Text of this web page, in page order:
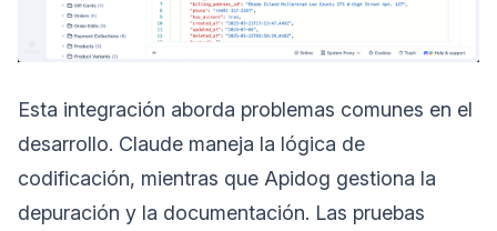
Esta integración aborda problemas comunes en el
desarrollo. Claude maneja la lógica de
codificación, mientras que Apidog gestiona la
depuración y la documentación. Las pruebas